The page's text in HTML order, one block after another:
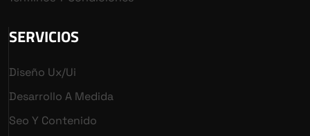
SERVICIOS
Diseño Ux/ui
Desarrollo A Medida
Seo Y Contenido